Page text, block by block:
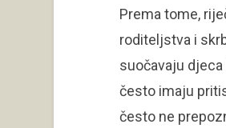
Prema tome,
roditeljstva i
suočavaju
često imaju
često ne